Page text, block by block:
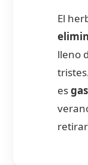
El
lleno
es